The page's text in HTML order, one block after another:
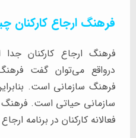
فرهنگ ارجاع کارکنان
فرهنگ ارجاع کارکنان
درواقع می‌توان گفت
فرهنگ سازمانی است.
سازمانی حیاتی است. فرهنگ
فعالانه کارکنان در برنامه